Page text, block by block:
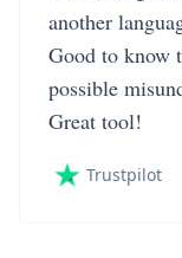
another
Good to know
possible
Great tool!
Trustpilot